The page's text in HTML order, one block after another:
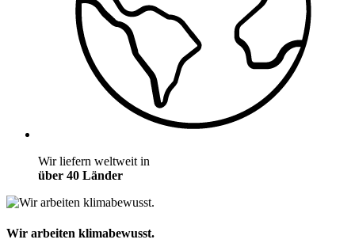
Wir liefern weltweit in
über 40 Länder
Wir arbeiten klimabewusst.